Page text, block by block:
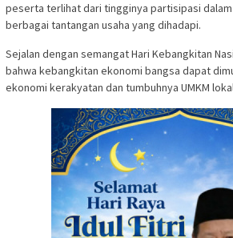
peserta terlihat dari tingginya partisipasi
berbagai tantangan usaha yang dihadapi.
Sejalan dengan semangat Hari Kebangkitan
bahwa kebangkitan ekonomi bangsa dapat
ekonomi kerakyatan dan tumbuhnya UMKM